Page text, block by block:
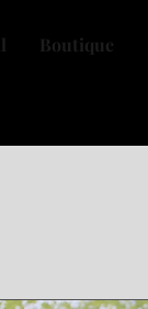
Boutique